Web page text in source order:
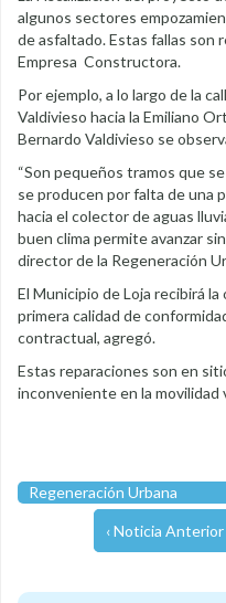
algunos sectores
de asfaltado. Estas fallas son
Empresa Constructora.
Por ejemplo, a lo largo de la
Valdivieso hacia la Emiliano
Bernardo Valdivieso se
“Son pequeños tramos que
se producen por falta de una
hacia el colector de aguas
buen clima permite avanzar
director de la Regeneración
El Municipio de Loja recibirá
primera calidad de
contractual, agregó.
Estas reparaciones son en
inconveniente en la movilidad
Regeneración Urbana
‹ Noticia Anterior